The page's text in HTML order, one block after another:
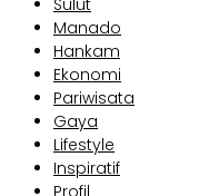
Sulut
Manado
Hankam
Ekonomi
Pariwisata
Gaya
Lifestyle
Inspiratif
Profil